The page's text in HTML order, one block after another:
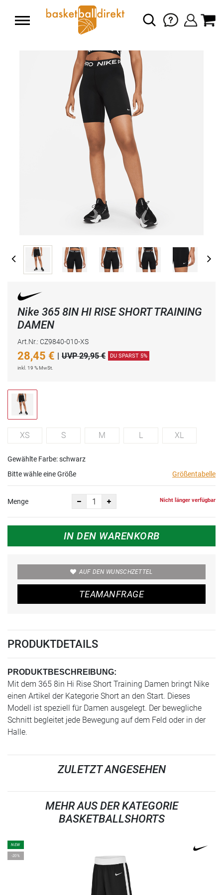
Nike 365 8IN HI RISE SHORT TRAINING
DAMEN
Art.Nr.: CZ9840-010-XS
28,45 € | UVP 29,95 € DU SPARST 5%
inkl. 19 % MwSt.
XS S M L XL
Gewählte Farbe: schwarz
Bitte wähle eine Größe
Größentabelle
Menge Nicht länger verfügbar
IN DEN WARENKORB
AUF DEN WUNSCHZETTEL
TEAMANFRAGE
PRODUKTDETAILS
PRODUKTBESCHREIBUNG:
Mit dem 365 8in Hi Rise Short Training Damen bringt Nike
einen Artikel der Kategorie Short an den Start. Dieses
Modell ist speziell für Damen ausgelegt. Der bewegliche
Schnitt begleitet jede Bewegung auf dem Feld oder in der
Halle.
ZULETZT ANGESEHEN
MEHR AUS DER KATEGORIE
BASKETBALLSHORTS
NEW
-20%